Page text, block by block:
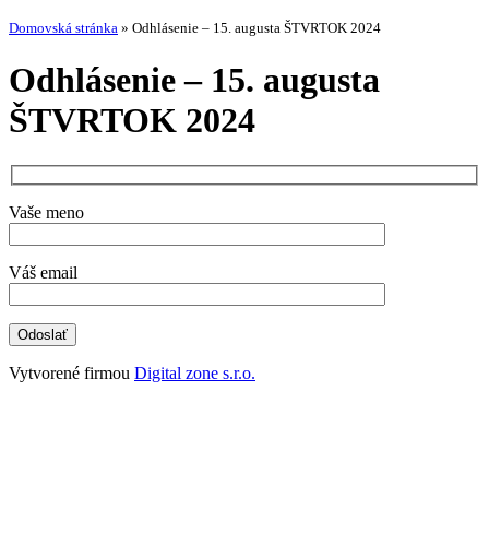
Domovská stránka » Odhlásenie – 15. augusta ŠTVRTOK 2024
Odhlásenie – 15. augusta
ŠTVRTOK 2024
Vaše meno
Váš email
Vytvorené firmou Digital zone s.r.o.